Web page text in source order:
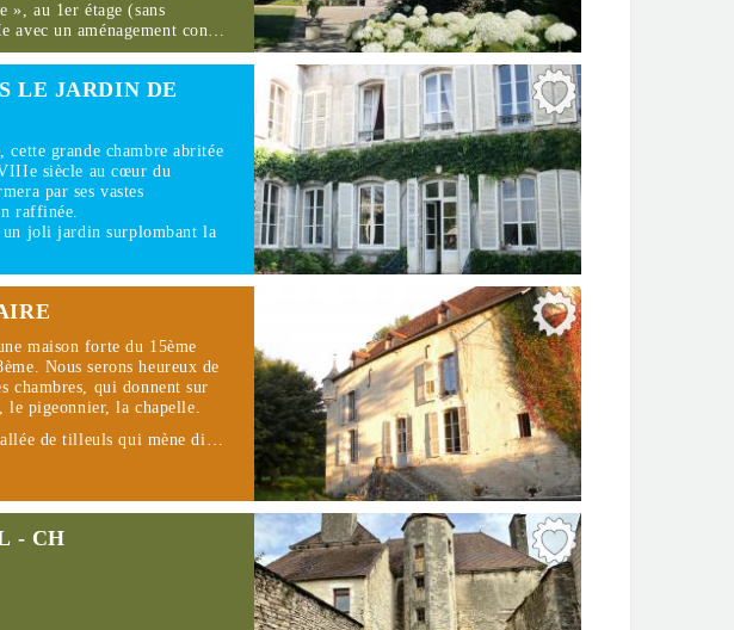
», au 1er étage (sans
avec un aménagement con…
LE JARDIN DE
cette grande chambre abritée
siècle au cœur du
par ses vastes
raffinée.
un joli jardin surplombant la
maison forte du 15ème
Nous serons heureux de
chambres, qui donnent sur
le pigeonnier, la chapelle.
allée de tilleuls qui mène di…
- CH